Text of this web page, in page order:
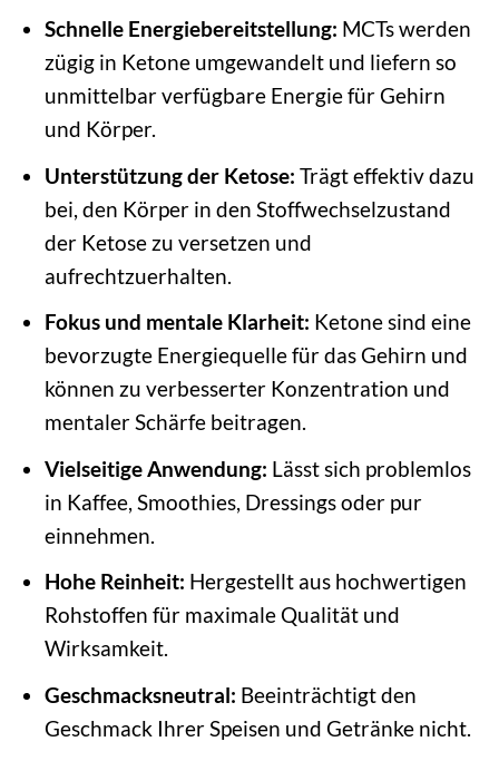
Schnelle Energiebereitstellung: MCTs werden
zügig in Ketone umgewandelt und liefern so
unmittelbar verfügbare Energie für Gehirn
und Körper.
Unterstützung der Ketose: Trägt effektiv dazu
bei, den Körper in den Stoffwechselzustand
der Ketose zu versetzen und
aufrechtzuerhalten.
Fokus und mentale Klarheit: Ketone sind eine
bevorzugte Energiequelle für das Gehirn und
können zu verbesserter Konzentration und
mentaler Schärfe beitragen.
Vielseitige Anwendung: Lässt sich problemlos
in Kaffee, Smoothies, Dressings oder pur
einnehmen.
Hohe Reinheit: Hergestellt aus hochwertigen
Rohstoffen für maximale Qualität und
Wirksamkeit.
Geschmacksneutral: Beeinträchtigt den
Geschmack Ihrer Speisen und Getränke nicht.